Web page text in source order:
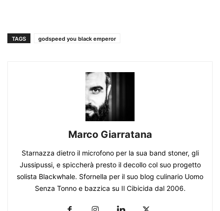
TAGS godspeed you black emperor
Marco Giarratana
Starnazza dietro il microfono per la sua band stoner, gli
Jussipussi, e spiccherà presto il decollo col suo progetto
solista Blackwhale. Sfornella per il suo blog culinario Uomo
Senza Tonno e bazzica su Il Cibicida dal 2006.